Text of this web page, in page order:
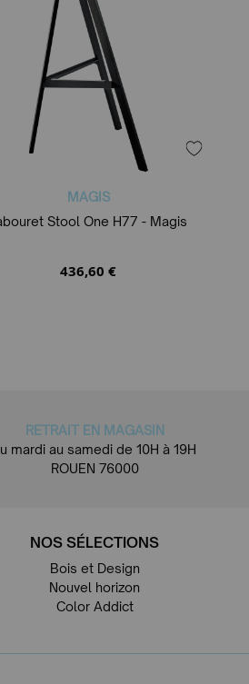
MAGIS
Stool One H77 - Magis
436,60 €
RETRAIT EN MAGASIN
mardi au samedi de 10H à 19H
ROUEN 76000
NOS SÉLECTIONS
Bois et Design
Nouvel horizon
Color Addict